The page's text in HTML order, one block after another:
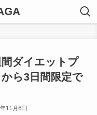
ダイエットプ
ら3日間限定で
11月6日